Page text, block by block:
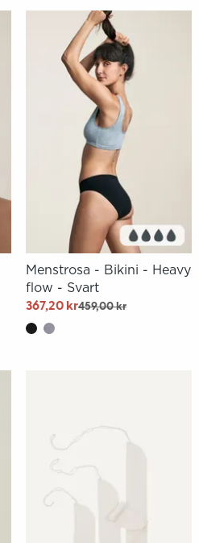
Menstrosa - Bikini - Heavy
flow - Svart
367,20 kr459,00 kr